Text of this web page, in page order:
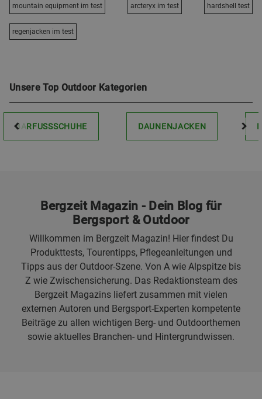
mountain equipment im test arcteryx im test hardshell test
regenjacken im test
Unsere Top Outdoor Kategorien
BARFUSSSCHUHE DAUNENJACKEN
Bergzeit Magazin - Dein Blog für
Bergsport & Outdoor
Willkommen im Bergzeit Magazin! Hier findest Du
Produkttests, Tourentipps, Pflegeanleitungen und
Tipps aus der Outdoor-Szene. Von A wie Alpspitze bis
Z wie Zwischensicherung. Das Redaktionsteam des
Bergzeit Magazins liefert zusammen mit vielen
externen Autoren und Bergsport-Experten kompetente
Beiträge zu allen wichtigen Berg- und Outdoorthemen
sowie aktuelles Branchen- und Hintergrundwissen.